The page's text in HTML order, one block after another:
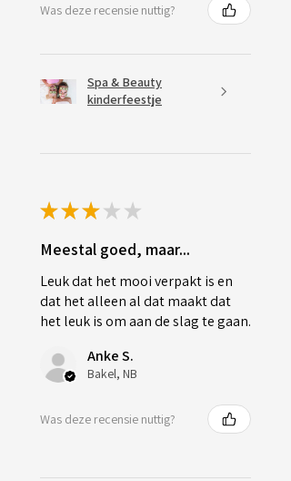
Was deze recensie nuttig?
Spa & Beauty
kinderfeestje
★★★ ★ ★
Meestal goed, maar...
Leuk dat het mooi verpakt is en
dat het alleen al dat maakt dat
het leuk is om aan de slag te gaan.
Anke S.
Bakel, NB
Was deze recensie nuttig?